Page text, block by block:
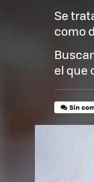
Se
como
el que
Sin